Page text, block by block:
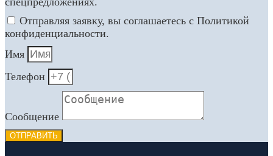
Отправляя заявку, вы соглашаетесь с Политикой
конфиденциальности.
Имя
Телефон
Сообщение
ОТПРАВИТЬ